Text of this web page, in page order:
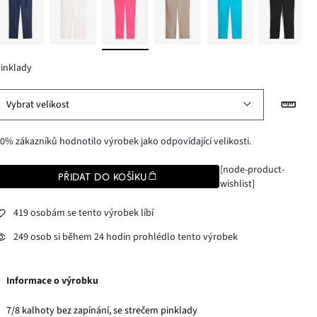
Vybrat velikost
zákazníků hodnotilo výrobek jako odpovídající velikosti.
PŘIDAT DO KOŠÍKU
[node-product-
wishlist]
419 osobám se tento výrobek líbí
249 osob si během 24 hodin prohlédlo tento výrobek
Informace o výrobku
7/8 kalhoty bez zapínání, se strečem pinklady